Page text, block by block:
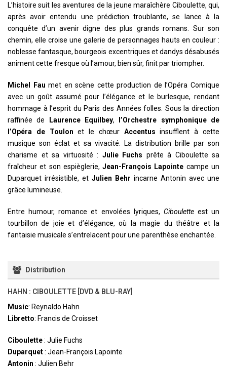
L’histoire suit les aventures de la jeune maraîchère Ciboulette, qui,
après avoir entendu une prédiction troublante, se lance à la
conquête d’un avenir digne des plus grands romans. Sur son
chemin, elle croise une galerie de personnages hauts en couleur :
noblesse fantasque, bourgeois excentriques et dandys désabusés
animent cette fresque où l’amour, bien sûr, finit par triompher.
Michel Fau met en scène cette production de l’Opéra Comique
avec un goût assumé pour l’élégance et le burlesque, rendant
hommage à l’esprit du Paris des Années folles. Sous la direction
raffinée de Laurence Equilbey, l’Orchestre symphonique de
l’Opéra de Toulon et le chœur Accentus insufflent à cette
musique son éclat et sa vivacité. La distribution brille par son
charisme et sa virtuosité : Julie Fuchs prête à Ciboulette sa
fraîcheur et son espièglerie,Jean-François Lapointe campe un
Duparquet irrésistible, et Julien Behr incarne Antonin avec une
grâce lumineuse.
Entre humour, romance et envolées lyriques, Cibouletteest un
tourbillon de joie et d’élégance, où la magie du théâtre et la
fantaisie musicale s’entrelacent pour une parenthèse enchantée.
Distribution
HAHN : CIBOULETTE [DVD & BLU-RAY]
Music: Reynaldo Hahn
Libretto: Francis de Croisset
Ciboulette: Julie Fuchs
Duparquet: Jean-François Lapointe
Antonin : Julien Behr